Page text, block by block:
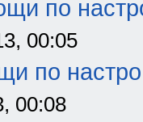
по
00:05
по
00:08